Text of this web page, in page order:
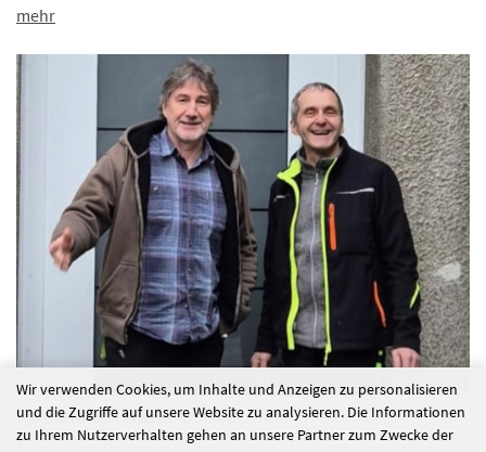
mehr
#ordentliche Nachbarschaftshilfe
Wir verwenden Cookies, um Inhalte und Anzeigen zu personalisieren
und die Zugriffe auf unsere Website zu analysieren. Die Informationen
zu Ihrem Nutzerverhalten gehen an unsere Partner zum Zwecke der